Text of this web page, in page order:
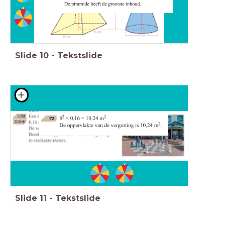
Slide 10 - Tekstslide
Slide 11 - Tekstslide